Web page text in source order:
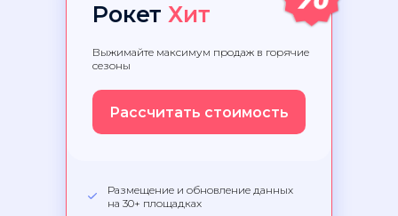
Рокет Хит
Размещение и обновление данных
на 30+ площадках
Выжимайте максимум продаж в горячие
сезоны
Рассчитать стоимость